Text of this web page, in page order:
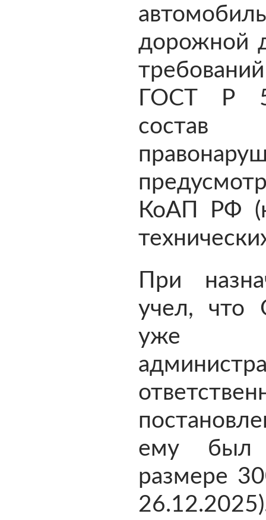
дорожной
ГОСТ Р
состав
КоАП РФ
При
учел, что
уже
ему был
размере